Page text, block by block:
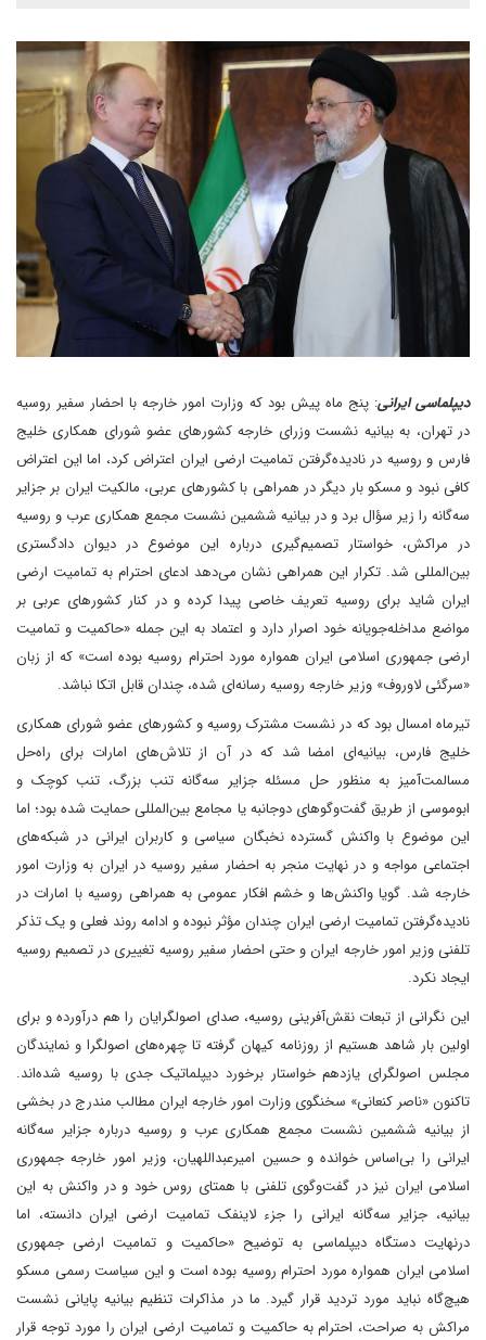
دیپلماسی ایرانی: پنج ماه پیش بود که وزارت امور خارجه با احضار سفیر روسیه
در تهران، به بیانیه نشست وزرای خارجه کشورهای عضو شورای همکاری خلیج‌
فارس و روسیه در نادیده‌گرفتن تمامیت ارضی ایران اعتراض کرد، اما این اعتراض
کافی نبود و مسکو بار دیگر در همراهی با کشورهای عربی، مالکیت ایران بر جزایر
سه‌گانه را زیر سؤال برد و در بیانیه ششمین نشست مجمع همکاری عرب و روسیه
در مراکش، خواستار تصمیم‌گیری درباره این موضوع در دیوان دادگستری
بین‌المللی شد. تکرار این همراهی نشان می‌دهد ادعای احترام به تمامیت ارضی
ایران شاید برای روسیه تعریف خاصی پیدا کرده و در کنار کشورهای عربی بر
مواضع مداخله‌جویانه خود اصرار دارد و اعتماد به این جمله «حاکمیت و تمامیت
ارضی جمهوری اسلامی ایران همواره مورد احترام روسیه بوده است» که از زبان
«سرگئی لاوروف» وزیر خارجه روسیه رسانه‌ای شده، چندان قابل اتکا نباشد.‌
تیرماه امسال بود که در نشست مشترک روسیه و کشور‌های عضو شورای همکاری
خلیج فارس، بیانیه‌ای امضا شد که در آن از تلاش‌های امارات برای راه‌حل
مسالمت‌آمیز به منظور حل مسئله جزایر سه‌گانه تنب بزرگ، تنب کوچک و
ابوموسی از طریق گفت‌وگو‌های دوجانبه یا مجامع بین‌المللی حمایت شده بود؛ اما
این موضوع با واکنش گسترده نخبگان سیاسی و کاربران ایرانی در شبکه‌های
اجتماعی مواجه و در نهایت منجر به احضار سفیر روسیه در ایران به وزارت امور
خارجه شد. گویا واکنش‌ها و خشم افکار عمومی به همراهی روسیه با امارات در
نادیده‌گرفتن تمامیت ارضی ایران چندان مؤثر نبوده و ادامه روند فعلی و یک تذکر
تلفنی وزیر امور خارجه ایران و حتی احضار سفیر روسیه تغییری در تصمیم روسیه
ایجاد نکرد.
این نگرانی از تبعات نقش‌آفرینی روسیه، صدای اصولگرایان را هم درآورده و برای
اولین بار شاهد هستیم از روزنامه کیهان گرفته تا چهره‌های اصولگرا و نمایندگان
مجلس اصولگرای یازدهم خواستار برخورد دیپلماتیک جدی با روسیه شده‌اند.
تاکنون «ناصر کنعانی» سخنگوی وزارت امور خارجه ایران مطالب مندرج در بخشی
از بیانیه ششمین نشست مجمع همکاری عرب و روسیه درباره جزایر سه‌گانه
ایرانی را بی‌اساس خوانده و حسین امیرعبداللهیان، وزیر امور خارجه جمهوری
اسلامی ایران نیز در گفت‌وگوی تلفنی با همتای روس خود و در واکنش به این
بیانیه، جزایر سه‌گانه ایرانی را جزء لاینفک تمامیت ارضی ایران دانسته، اما
درنهایت دستگاه دیپلماسی به توضیح «حاکمیت و تمامیت ارضی جمهوری
اسلامی ایران همواره مورد احترام روسیه بوده است و این سیاست رسمی مسکو
هیچ‌گاه نباید مورد تردید قرار گیرد. ما در مذاکرات تنظیم بیانیه پایانی نشست
مراکش به صراحت، احترام به حاکمیت و تمامیت ارضی ایران را مورد توجه قرار